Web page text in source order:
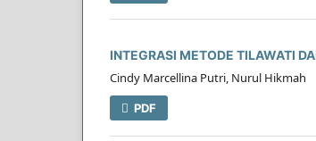
INTEGRASI METODE TILAWATI
Cindy Marcellina Putri, Nurul Hikmah
PDF